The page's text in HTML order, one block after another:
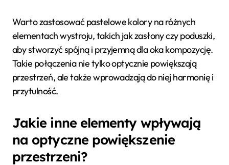
Warto zastosować pastelowe kolory na różnych
elementach wystroju, takich jak zasłony czy poduszki,
aby stworzyć spójną i przyjemną dla oka kompozycję.
Takie połączenia nie tylko optycznie powiększają
przestrzeń, ale także wprowadzają do niej harmonię i
przytulność.
Jakie inne elementy wpływają
na optyczne powiększenie
przestrzeni?